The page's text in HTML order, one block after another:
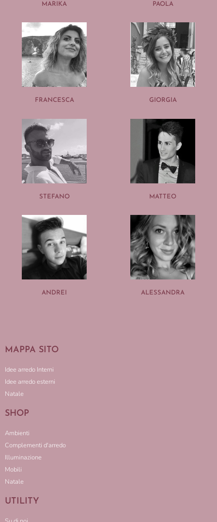
MARIKA PAOLA
FRANCESCA GIORGIA
STEFANO MATTEO
ANDREI ALESSANDRA
MAPPA SITO
Idee arredo Interni
Idee arredo esterni
Natale
SHOP
Ambienti
Complementi d'arredo
Illuminazione
Mobili
Natale
UTILITY